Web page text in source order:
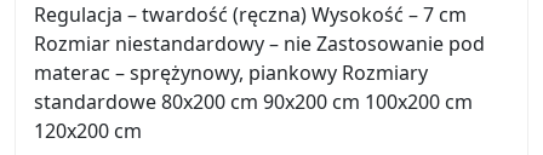
Regulacja – twardość (ręczna) Wysokość – 7 cm
Rozmiar niestandardowy – nie Zastosowanie pod
materac – sprężynowy, piankowy Rozmiary
standardowe 80x200 cm 90x200 cm 100x200 cm
120x200 cm